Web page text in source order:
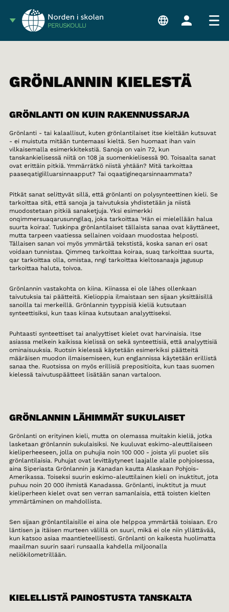
PERUSKOULU
GRÖNLANNIN KIELESTÄ
GRÖNLANTI ON KUIN RAKENNUSSARJA
Grönlanti - tai kalaallisut, kuten grönlantilaiset itse kieltään kutsuvat
- ei muistuta mitään tuntemaasi kieltä. Sen huomaat ihan vain
vilkaisemalla esimerkkitekstiä. Sanoja on vain 72, kun
tanskankielisessä niitä on 108 ja suomenkielisessä 90. Toisaalta sanat
ovat erittäin pitkiä. Ymmärrätkö niistä yhtään? Mitä tarkoittaa
paaseqatigiilluarsinnaapput? Tai oqaatigineqarsinnaammata?
Pitkät sanat selittyvät sillä, että grönlanti on polysynteettinen kieli. Se
tarkoittaa sitä, että sanoja ja taivutuksia yhdistetään ja niistä
muodostetaan pitkiä sanaketjuja. Yksi esimerkki
onqimmersuaqarusunngilaq, joka tarkoittaa 'Hän ei mielellään halua
suurta koiraa'. Tuskinpa grönlantilaiset tällaista sanaa ovat käyttäneet,
mutta tarpeen vaatiessa sellainen voidaan muodostaa helposti.
Tällaisen sanan voi myös ymmärtää tekstistä, koska sanan eri osat
voidaan tunnistaa. Qimmeq tarkoittaa koiraa, suaq tarkoittaa suurta,
qar tarkoittaa olla, omistaa, nngi tarkoittaa kieltosanaaja jagusup
tarkoittaa haluta, toivoa.
Grönlannin vastakohta on kiina. Kiinassa ei ole lähes ollenkaan
taivutuksia tai päätteitä. Kielioppia ilmaistaan sen sijaan yksittäisillä
sanoilla tai merkeillä. Grönlannin tyyppisiä kieliä kutsutaan
synteettisiksi, kun taas kiinaa kutsutaan analyyttiseksi.
Puhtaasti synteettiset tai analyyttiset kielet ovat harvinaisia. Itse
asiassa melkein kaikissa kielissä on sekä synteettisiä, että analyyttisiä
ominaisuuksia. Ruotsin kielessä käytetään esimerkiksi päätteitä
määräisen muodon ilmaisemiseen, kun englannissa käytetään erillistä
sanaa the. Ruotsissa on myös erillisiä prepositioita, kun taas suomen
kielessä taivutuspäätteet lisätään sanan vartaloon.
GRÖNLANNIN LÄHIMMÄT SUKULAISET
Grönlanti on erityinen kieli, mutta on olemassa muitakin kieliä, jotka
lasketaan grönlannin sukulaisiksi. Ne kuuluvat eskimo-aleuttilaiseen
kieliperheeseen, jolla on puhujia noin 100 000 - joista yli puolet siis
grönlantilaisia. Puhujat ovat levittäytyneet laajalle alalle pohjoisessa,
aina Siperiasta Grönlannin ja Kanadan kautta Alaskaan Pohjois-
Amerikassa. Toiseksi suurin eskimo-aleuttilainen kieli on inuktitut, jota
puhuu noin 20 000 ihmistä Kanadassa. Grönlanti, inuktitut ja muut
kieliperheen kielet ovat sen verran samanlaisia, että toisten kielten
ymmärtäminen on mahdollista.
Sen sijaan grönlantilaisille ei aina ole helppoa ymmärtää toisiaan. Ero
läntisen ja itäisen murteen välillä on suuri, mikä ei ole niin yllättävää,
kun katsoo asiaa maantieteellisesti. Grönlanti on kaikesta huolimatta
maailman suurin saari runsaalla kahdella miljoonalla
neliökilometrillään.
KIELELLISTÄ PAINOSTUSTA TANSKALTA